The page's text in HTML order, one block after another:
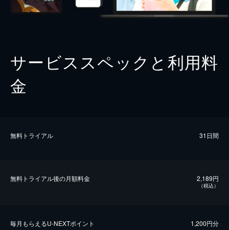
サービススペックと利用料
金
無料トライアル 31日間
無料トライアル後の⽉額料金 2,189円
（税込）
毎⽉もらえるU-NEXTポイント 1,200円分